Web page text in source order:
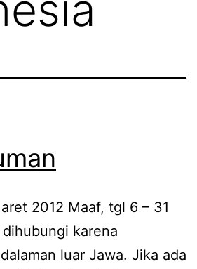
2012 Maaf, tgl 6 – 31
karena
luar Jawa. Jika ada